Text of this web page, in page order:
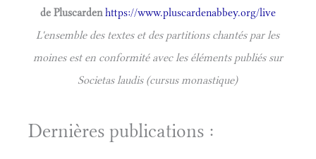
de Pluscardenhttps://www.pluscardenabbey.org/live
L'ensemble des textes et des partitions chantés par les
moines est en conformité avec les éléments publiés sur
Societas laudis (cursus monastique)
Dernières publications :